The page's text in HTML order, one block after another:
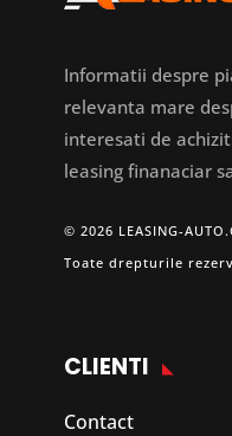
Informatii despre
relevanta mare
interesati de
leasing finanaciar
© 2026 LEASING-
Toate drepturile
CLIENTI
Contact